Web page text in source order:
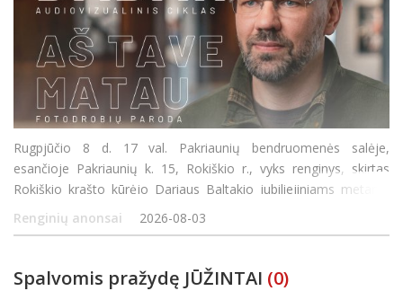
Rugpjūčio 8 d. 17 val. Pakriaunių bendruomenės salėje,
esančioje Pakriaunių k. 15, Rokiškio r., vyks renginys, skirtas
Rokiškio krašto kūrėjo Dariaus Baltakio jubiliejiniams metams
paminėti. Susirinkusieji galės išvysti audiovizualinio ciklo „Dabar“
fotodrobi
Renginių anonsai 2026-08-03
Spalvomis pražydę JŪŽINTAI (0)